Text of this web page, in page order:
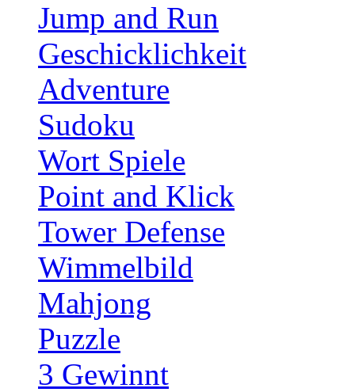
Jump and Run
Geschicklichkeit
Adventure
Sudoku
Wort Spiele
Point and Klick
Tower Defense
Wimmelbild
Mahjong
Puzzle
3 Gewinnt